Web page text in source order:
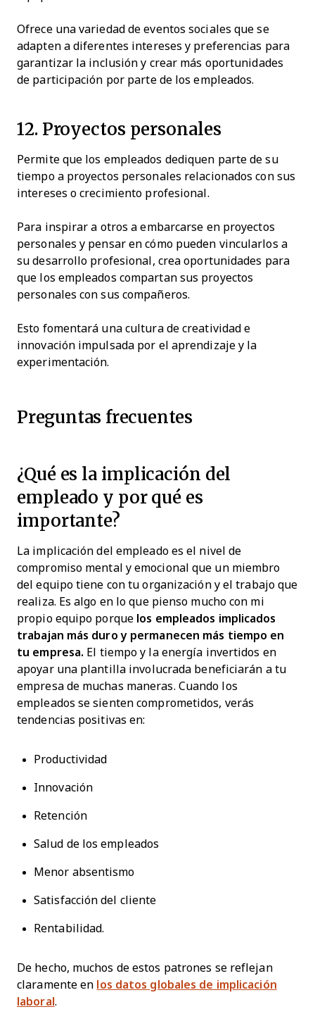
Ofrece una variedad de eventos sociales que se
adapten a diferentes intereses y preferencias para
garantizar la inclusión y crear más oportunidades
de participación por parte de los empleados.
12. Proyectos personales
Permite que los empleados dediquen parte de su
tiempo a proyectos personales relacionados con sus
intereses o crecimiento profesional.
Para inspirar a otros a embarcarse en proyectos
personales y pensar en cómo pueden vincularlos a
su desarrollo profesional, crea oportunidades para
que los empleados compartan sus proyectos
personales con sus compañeros.
Esto fomentará una cultura de creatividad e
innovación impulsada por el aprendizaje y la
experimentación.
Preguntas frecuentes
¿Qué es la implicación del
empleado y por qué es
importante?
La implicación del empleado es el nivel de
compromiso mental y emocional que un miembro
del equipo tiene con tu organización y el trabajo que
realiza. Es algo en lo que pienso mucho con mi
propio equipo porque los empleados implicados
trabajan más duro y permanecen más tiempo en
tu empresa. El tiempo y la energía invertidos en
apoyar una plantilla involucrada beneficiarán a tu
empresa de muchas maneras. Cuando los
empleados se sienten comprometidos, verás
tendencias positivas en:
Productividad
Innovación
Retención
Salud de los empleados
Menor absentismo
Satisfacción del cliente
Rentabilidad.
De hecho, muchos de estos patrones se reflejan
claramente en los datos globales de implicación
laboral .